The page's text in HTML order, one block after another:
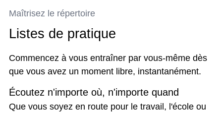
Maîtrisez le répertoire
Listes de pratique
Commencez à vous entraîner par vous-même dès
que vous avez un moment libre, instantanément.
Écoutez n'importe où, n'importe quand
Que vous soyez en route pour le travail, l'école ou